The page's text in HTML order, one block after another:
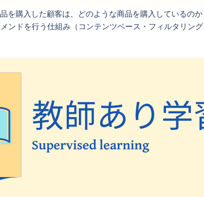
を購入した顧客は、どのような商品を購入しているの
ンドを行う仕組み（コンテンツベース・フィルタリン